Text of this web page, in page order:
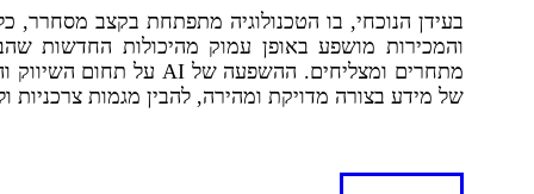
והמכירות מושפע באופן עמוק מהיכולות החדשות
של מידע בצורה מדויקת ומהירה, להבין מגמות צרכניות